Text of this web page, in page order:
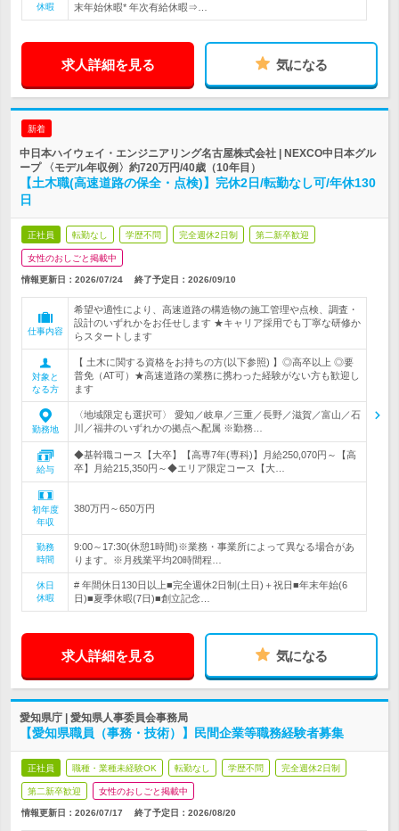
休暇
末年始休暇* 年次有給休暇⇒…
求人詳細を見る 気になる
新着
中日本ハイウェイ・エンジニアリング名古屋株式会社 | NEXCO中日本グル
ープ 〈モデル年収例〉約720万円/40歳（10年目）
【土木職(高速道路の保全・点検)】完休2日/転勤なし可/年休130
日
正社員 転勤なし 学歴不問 完全週休2日制 第二新卒歓迎
女性のおしごと掲載中
情報更新日：2026/07/24 終了予定日： 2026/09/10
仕事内容
希望や適性により、高速道路の構造物の施工管理や点検、調査・
設計のいずれかをお任せします ★キャリア採用でも丁寧な研修か
らスタートします
対象と
なる方
【 土木に関する資格をお持ちの方(以下参照) 】◎高卒以上 ◎要
普免（AT可）★高速道路の業務に携わった経験がない方も歓迎し
ます
勤務地
〈地域限定も選択可〉 愛知／岐阜／三重／長野／滋賀／富山／石
川／福井のいずれかの拠点へ配属 ※勤務…
給与
◆基幹職コース【大卒】【高専7年(専科)】月給250,070円～【高
卒】月給215,350円～◆エリア限定コース【大…
初年度
年収
380万円～650万円
勤務
時間
9:00～17:30(休憩1時間)※業務・事業所によって異なる場合があ
ります。※月残業平均20時間程…
休日
休暇
# 年間休日130日以上■完全週休2日制(土日)＋祝日■年末年始(6
日)■夏季休暇(7日)■創立記念…
求人詳細を見る 気になる
愛知県庁 | 愛知県人事委員会事務局
【愛知県職員（事務・技術）】民間企業等職務経験者募集
正社員 職種・業種未経験OK 転勤なし 学歴不問 完全週休2日制
第二新卒歓迎 女性のおしごと掲載中
情報更新日：2026/07/17 終了予定日： 2026/08/20